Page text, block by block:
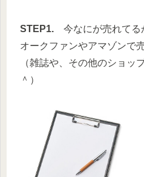
STEP1. 今なにが売れてる
オークファンやアマゾンで
（雑誌や、その他のショッ
＾）